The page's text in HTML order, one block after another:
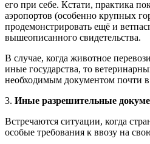
его при себе. Кстати, практика
аэропортов (особенно крупных
продемонстрировать ещё и
вышеописанного свидетельства.
В случае, когда животное
иные государства, то
необходимым документом почти
3. Иные разрешительные
Встречаются ситуации, когда
особые требования к ввозу на